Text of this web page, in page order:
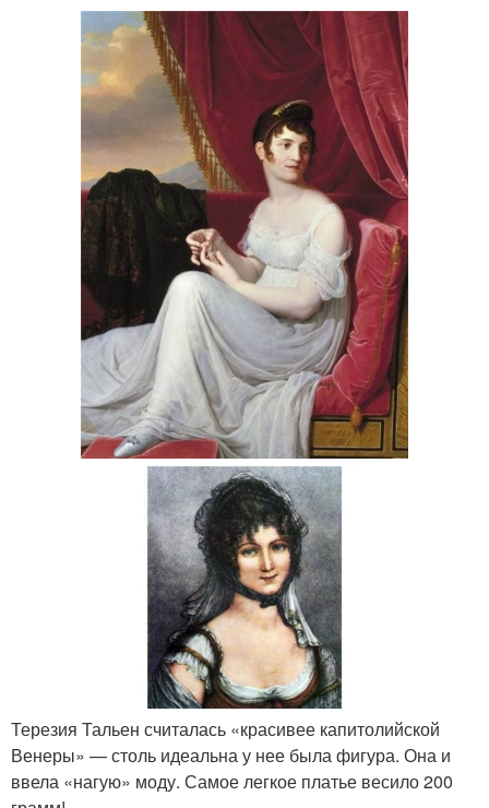
Терезия Тальен считалась «красивее капитолийской
Венеры» — столь идеальна у нее была фигура. Она и
ввела «нагую» моду. Самое легкое платье весило 200